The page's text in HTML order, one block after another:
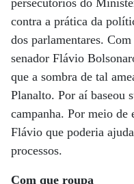
persecutórios do
contra a prática da
dos parlamentares.
senador Flávio
que a sombra de tal
Planalto. Por aí baseou
campanha. Por meio de
Flávio que poderia
processos.
Com que roupa